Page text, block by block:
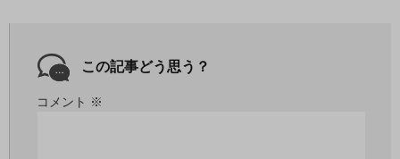
この記事どう思う？
コメント ※